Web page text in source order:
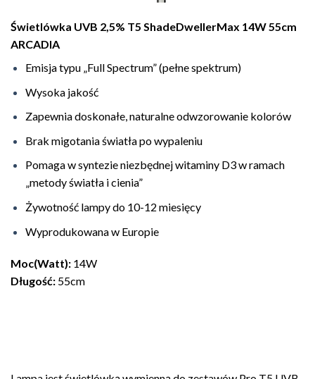
Świetlówka UVB 2,5% T5 ShadeDwellerMax 14W 55cm
ARCADIA
Emisja typu „Full Spectrum” (pełne spektrum)
Wysoka jakość
Zapewnia doskonałe, naturalne odwzorowanie kolorów
Brak migotania światła po wypaleniu
Pomaga w syntezie niezbędnej witaminy D3 w ramach
„metody światła i cienia”
Żywotność lampy do 10-12 miesięcy
Wyprodukowana w Europie
Moc(Watt): 14W
Długość: 55cm